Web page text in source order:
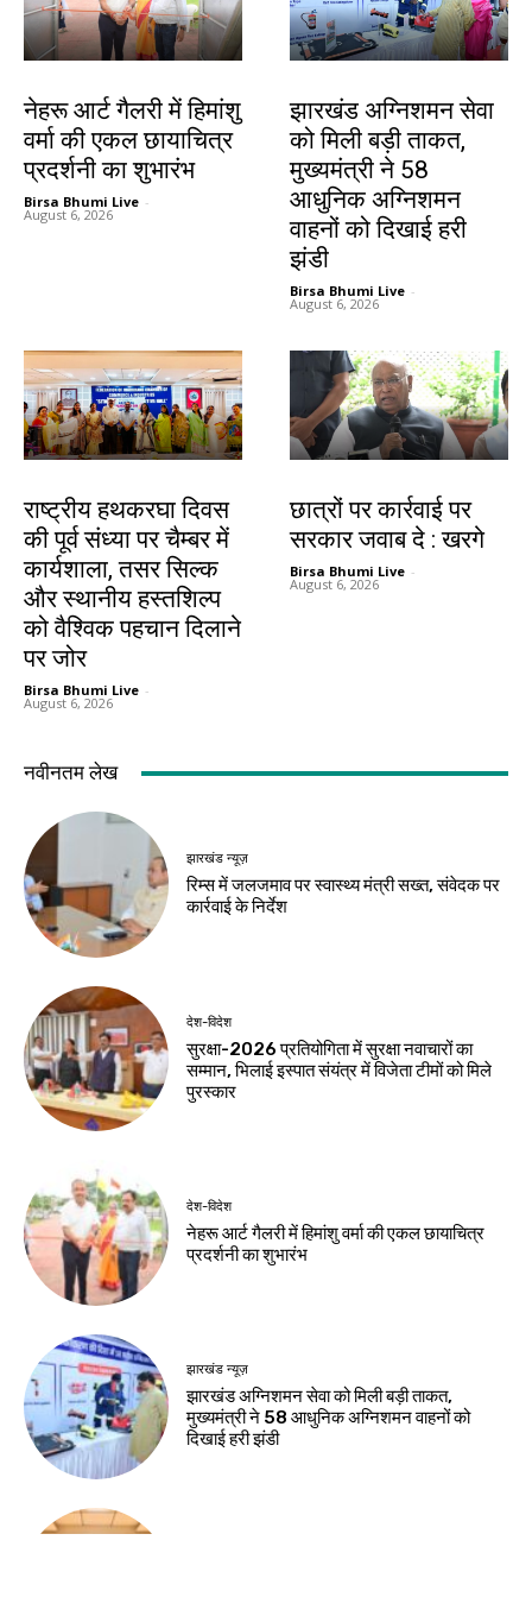
नेहरू आर्ट गैलरी में हिमांशु
वर्मा की एकल छायाचित्र
प्रदर्शनी का शुभारंभ
Birsa Bhumi Live -
August 6, 2026
झारखंड अग्निशमन सेवा
को मिली बड़ी ताकत,
मुख्यमंत्री ने 58
आधुनिक अग्निशमन
वाहनों को दिखाई हरी
झंडी
Birsa Bhumi Live -
August 6, 2026
राष्ट्रीय हथकरघा दिवस
की पूर्व संध्या पर चैम्बर में
कार्यशाला, तसर सिल्क
और स्थानीय हस्तशिल्प
को वैश्विक पहचान दिलाने
पर जोर
Birsa Bhumi Live -
August 6, 2026
छात्रों पर कार्रवाई पर
सरकार जवाब दे : खरगे
Birsa Bhumi Live -
August 6, 2026
नवीनतम लेख
झारखंड न्यूज़
रिम्स में जलजमाव पर स्वास्थ्य मंत्री सख्त, संवेदक पर
कार्रवाई के निर्देश
देश-विदेश
सुरक्षा-2026 प्रतियोगिता में सुरक्षा नवाचारों का
सम्मान, भिलाई इस्पात संयंत्र में विजेता टीमों को मिले
पुरस्कार
देश-विदेश
नेहरू आर्ट गैलरी में हिमांशु वर्मा की एकल छायाचित्र
प्रदर्शनी का शुभारंभ
झारखंड न्यूज़
झारखंड अग्निशमन सेवा को मिली बड़ी ताकत,
मुख्यमंत्री ने 58 आधुनिक अग्निशमन वाहनों को
दिखाई हरी झंडी